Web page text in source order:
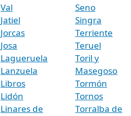
Val
Jatiel
Jorcas
Josa
Lagueruela
Lanzuela
Libros
Lidón
Linares de
Seno
Singra
Terriente
Teruel
Toril y
Masegoso
Tormón
Tornos
Torralba de